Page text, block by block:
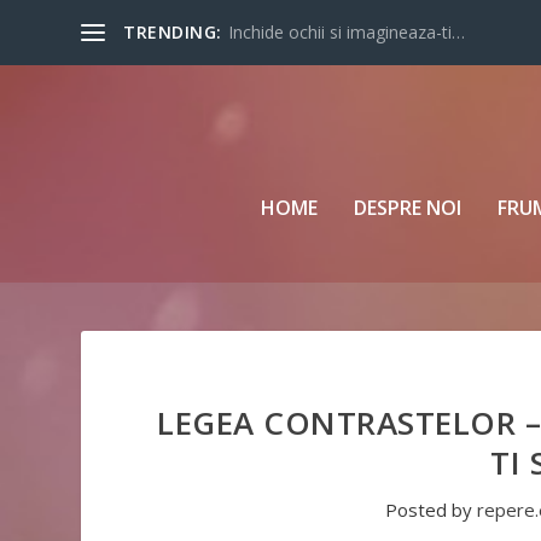
TRENDING: Inchide ochii si imagineaza-ti…
HOME DESPRE NOI
LEGEA CONTRASTELOR
TI
Posted by